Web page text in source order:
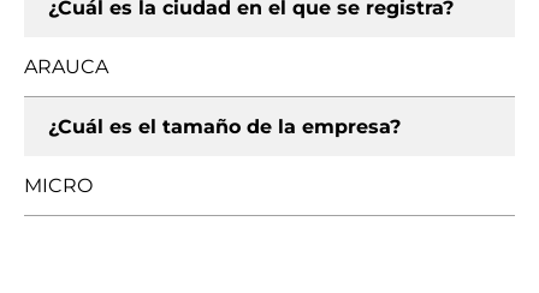
¿Cuál es la ciudad en el que se registra?
ARAUCA
¿Cuál es el tamaño de la empresa?
MICRO